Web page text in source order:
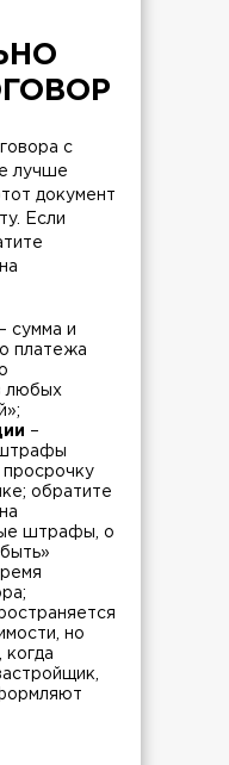
с
лучше
документ
Если
– сумма и
платежа
любых
–
просрочку
обратите
штрафы, о
но
когда